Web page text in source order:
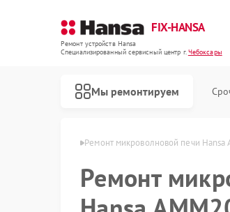
FIX-HANSA
Ремонт устройств Hansa
Специализированный cервисный центр г.Чебоксары
Мы ремонтируем
в Чебоксарах Ремонт микроволновой печи Hansa
Ремонт